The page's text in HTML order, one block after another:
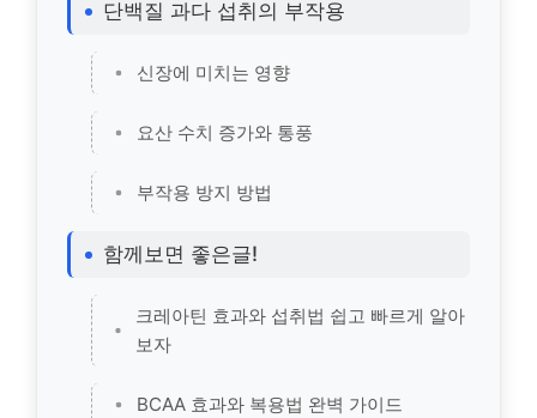
단백질 과다 섭취의 부작용
신장에 미치는 영향
요산 수치 증가와 통풍
부작용 방지 방법
함께보면 좋은글!
크레아틴 효과와 섭취법 쉽고 빠르게 알아
보자
BCAA 효과와 복용법 완벽 가이드